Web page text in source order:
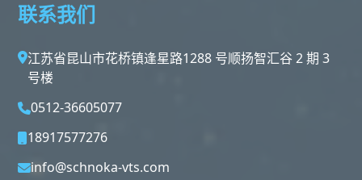
联系我们
江苏省昆山市花桥镇逢星路1288 号顺扬智汇谷 2 期 3
号楼
0512-36605077
18917577276
info@schnoka-vts.com